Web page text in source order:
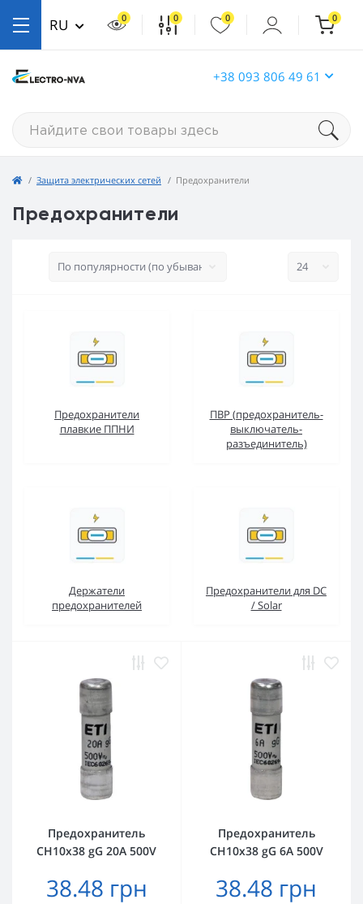
+38 093 806 49 61
RU 0 0 0 0
Защита электрических сетей Предохранители
Предохранители
Предохранители
плавкие ППНИ
ПВР (предохранитель-
выключатель-
разъединитель)
Держатели
предохранителей
Предохранители для DC
/ Solar
Предохранитель
CH10x38 gG 20A 500V
38.48 грн
Предохранитель
CH10x38 gG 6A 500V
38.48 грн